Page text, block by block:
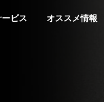
ービス オススメ情報